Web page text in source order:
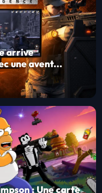
arrive
une avent...
: Une carte